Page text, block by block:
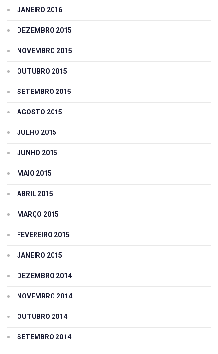
JANEIRO 2016
DEZEMBRO 2015
NOVEMBRO 2015
OUTUBRO 2015
SETEMBRO 2015
AGOSTO 2015
JULHO 2015
JUNHO 2015
MAIO 2015
ABRIL 2015
MARÇO 2015
FEVEREIRO 2015
JANEIRO 2015
DEZEMBRO 2014
NOVEMBRO 2014
OUTUBRO 2014
SETEMBRO 2014